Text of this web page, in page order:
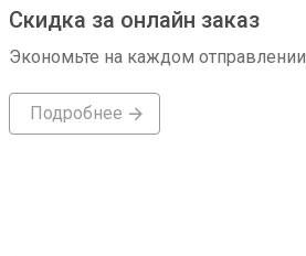
Скидка за онлайн заказ
Экономьте на каждом отправлении
Подробнее